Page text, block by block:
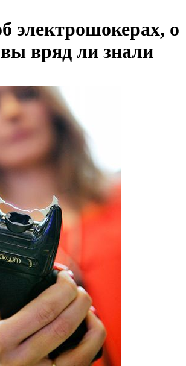
электрошокерах, о
вряд ли знали